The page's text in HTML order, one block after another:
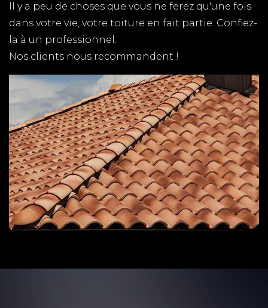
Il y a peu de choses que vous ne ferez qu'une fois
dans votre vie, votre toiture en fait partie. Confiez-
la à un professionnel.
Nos clients nous recommandent !